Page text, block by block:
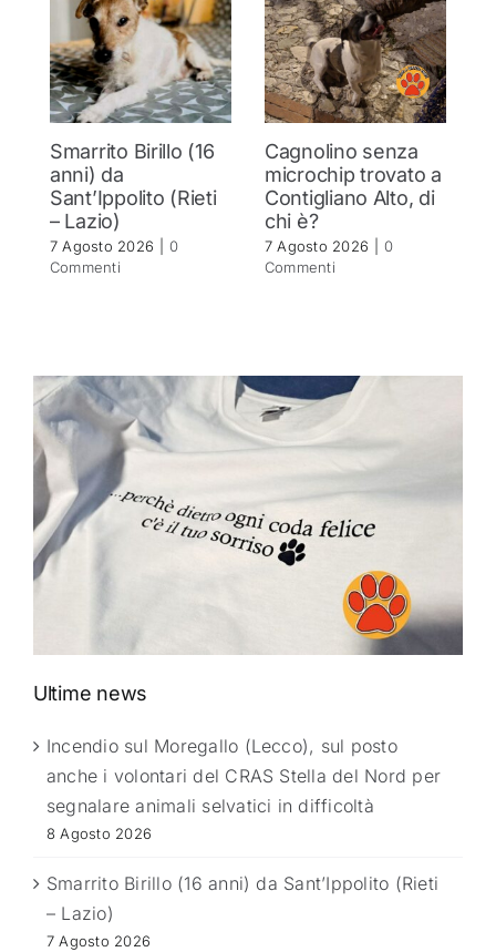
Smarrito Birillo (16
anni) da
Sant’Ippolito (Rieti
– Lazio)
7 Agosto 2026
0
Commenti
Cagnolino senza
microchip trovato a
Contigliano Alto, di
chi è?
7 Agosto 2026
0
Commenti
Ultime news
Incendio sul Moregallo (Lecco), sul posto
anche i volontari del CRAS Stella del Nord per
segnalare animali selvatici in difficoltà
8 Agosto 2026
Smarrito Birillo (16 anni) da Sant’Ippolito (Rieti
– Lazio)
7 Agosto 2026